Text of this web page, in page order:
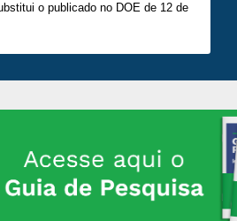
o publicado no DOE de 12 de